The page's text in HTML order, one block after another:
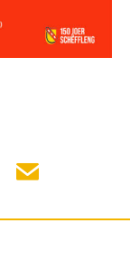
FACEBOOK
SUR TWITTER
SUR
PARTAGER